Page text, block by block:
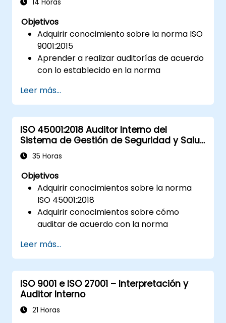
14 Horas
Objetivos
Adquirir conocimiento sobre la norma ISO
9001:2015
Aprender a realizar auditorías de acuerdo
con lo establecido en la norma
Leer más...
ISO 45001:2018 Auditor Interno del
Sistema de Gestión de Seguridad y Salud
en el Trabajo
35 Horas
Objetivos
Adquirir conocimientos sobre la norma
ISO 45001:2018
Adquirir conocimientos sobre cómo
auditar de acuerdo con la norma
Leer más...
ISO 9001 e ISO 27001 – Interpretación y
Auditor Interno
21 Horas